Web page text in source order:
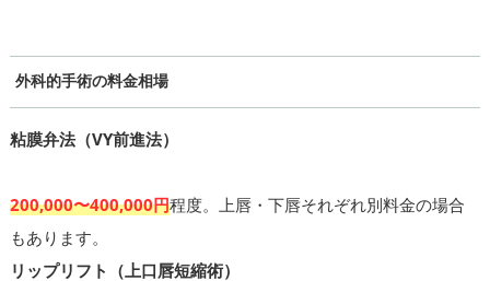
外科的手術の料金相場
粘膜弁法（VY前進法）
200,000〜400,000円程度。上唇・下唇それぞれ別料金の場合
もあります。
リップリフト（上口唇短縮術）